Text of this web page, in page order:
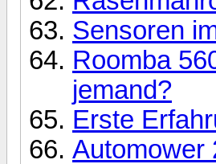
Sensoren
Roomba
jemand?
Erste
Automower